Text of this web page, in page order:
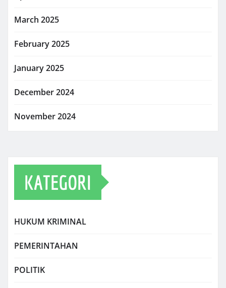
March 2025
February 2025
January 2025
December 2024
November 2024
KATEGORI
HUKUM KRIMINAL
PEMERINTAHAN
POLITIK